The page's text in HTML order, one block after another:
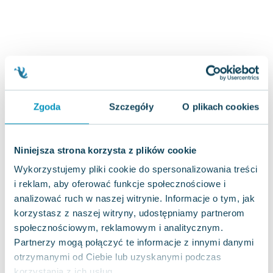
Zgoda Szczegóły O plikach cookies
Niniejsza strona korzysta z plików cookie
Wykorzystujemy pliki cookie do spersonalizowania treści
i reklam, aby oferować funkcje społecznościowe i
analizować ruch w naszej witrynie. Informacje o tym, jak
korzystasz z naszej witryny, udostępniamy partnerom
społecznościowym, reklamowym i analitycznym.
Partnerzy mogą połączyć te informacje z innymi danymi
otrzymanymi od Ciebie lub uzyskanymi podczas
Małgorzata Ohme
Maddie Ziegler
Leszek Czarnecki
Janina Zającówna
Eric Helms
Anna Prus (oprac.)
Nela Mała Reporterka
Agnieszka Maciąg
Barbara Wrzesińska
Terry Pratchett
Virginia Woolf